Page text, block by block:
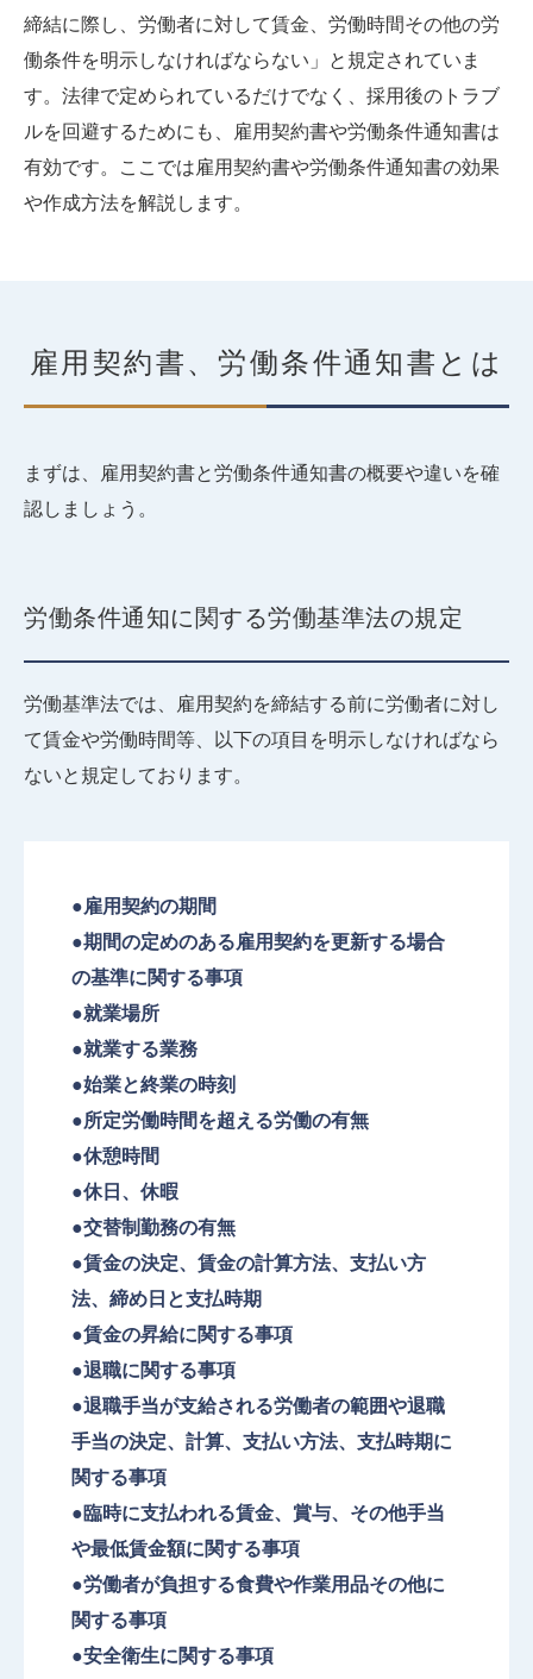
締結に際し、労働者に対して賃金、労働時間その他の労
働条件を明示しなければならない」と規定されていま
す。法律で定められているだけでなく、採用後のトラブ
ルを回避するためにも、雇用契約書や労働条件通知書は
有効です。ここでは雇用契約書や労働条件通知書の効果
や作成方法を解説します。
雇用契約書、労働条件通知書とは
まずは、雇用契約書と労働条件通知書の概要や違いを確
認しましょう。
労働条件通知に関する労働基準法の規定
労働基準法では、雇用契約を締結する前に労働者に対し
て賃金や労働時間等、以下の項目を明示しなければなら
ないと規定しております。
●雇用契約の期間
●期間の定めのある雇用契約を更新する場合
の基準に関する事項
●就業場所
●就業する業務
●始業と終業の時刻
●所定労働時間を超える労働の有無
●休憩時間
●休日、休暇
●交替制勤務の有無
●賃金の決定、賃金の計算方法、支払い方
法、締め日と支払時期
●賃金の昇給に関する事項
●退職に関する事項
●退職手当が支給される労働者の範囲や退職
手当の決定、計算、支払い方法、支払時期に
関する事項
●臨時に支払われる賃金、賞与、その他手当
や最低賃金額に関する事項
●労働者が負担する食費や作業用品その他に
関する事項
●安全衛生に関する事項